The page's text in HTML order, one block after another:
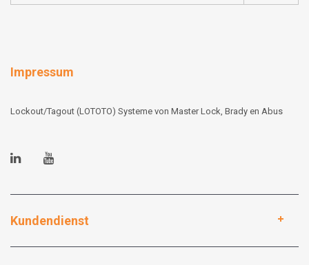
Impressum
Lockout/Tagout (LOTOTO) Systeme von Master Lock, Brady en Abus
Kundendienst